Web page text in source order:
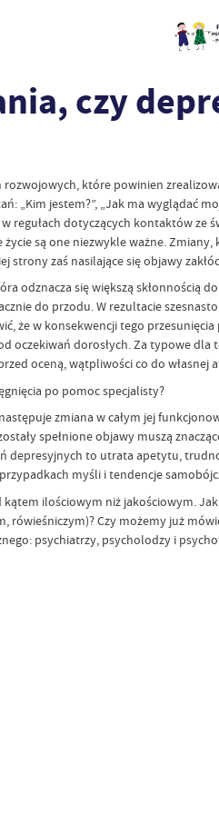
czy
które powinien
jestem?”, „Jak ma wyglądać
regułach dotyczących kontaktów
życie są one niezwykle ważne.
strony zaś nasilające się objawy
odznacza się większą skłonnością
do przodu. W rezultacie
że w konsekwencji tego
dorosłych. Za typowe
oceną, wątpliwości co do
po pomoc specjalisty?
zmiana w całym jej
spełnione objawy muszą
depresyjnych to utrata apetytu,
myśli i tendencje
ilościowym niż jakościowym.
Czy możemy już
psychiatrzy, psycholodzy i